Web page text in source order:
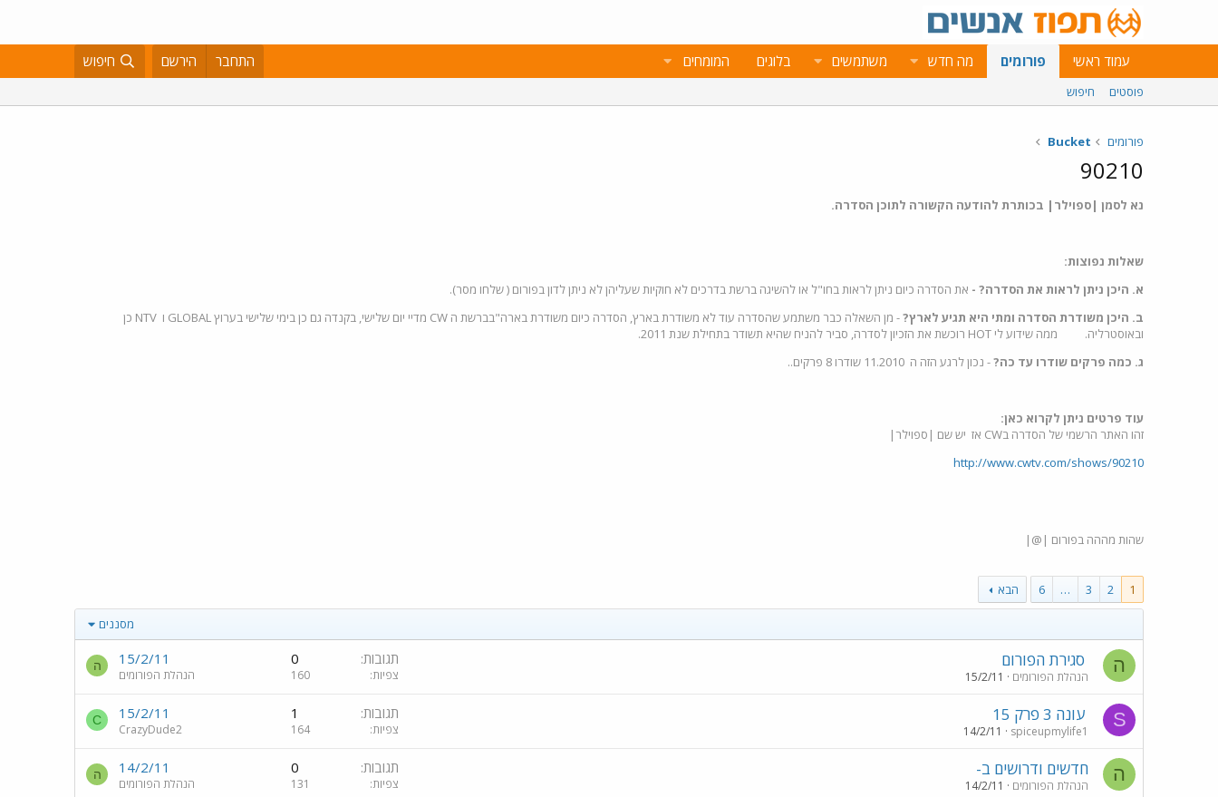
עמוד ראשי פורומים מה חדש משתמשים בלוגים המומחים התחבר הירשם חיפוש
פוסטים חיפוש
פורומים Bucket
90210
נא לסמן |ספוילר| בכותרת להודעה הקשורה לתוכן הסדרה.
שאלות נפוצות:
א. היכן ניתן לראות את הסדרה? - את הסדרה כיום ניתן לראות בחו"ל או להשיגה ברשת בדרכים לא חוקיות שעליהן לא ניתן לדון בפורום ( שלחו מסר).
ב. היכן משודרת הסדרה ומתי היא תגיע לארץ?
- מן השאלה כבר משתמע שהסדרה עוד לא משודרת בארץ, הסדרה כיום משודרת בארה"בברשת ה CW מדיי יום שלישי, בקנדה גם כן בימי שלישי בערוץ GLOBAL ו NTV כן
ובאוסטרליה. ממה שידוע לי HOT רוכשת את הזכיון לסדרה, סביר להניח שהיא תשודר בתחילת שנת 2011.
ג. כמה פרקים שודרו עד כה?- נכון לרגע הזה ה 11.2010 שודרו 8 פרקים..
עוד פרטים ניתן לקרוא כאן:
זהו האתר הרשמי של הסדרה בCW אז יש שם |ספוילר|
http://www.cwtv.com/shows/90210
שהות מההה בפורום |@|
1
2
3
…
6 הבא
מסננים
ה סגירת הפורום
הנהלת הפורומים 15/2/11
תגובות 0
צפיות 160
15/2/11
הנהלת הפורומים
ה
S עונה 3 פרק 15
spiceupmylife1
14/2/11
תגובות 1
צפיות 164
15/2/11
CrazyDude2
C
ה חדשים ודרושים ב-
הנהלת הפורומים 14/2/11
תגובות 0
צפיות 131
14/2/11
הנהלת הפורומים
ה